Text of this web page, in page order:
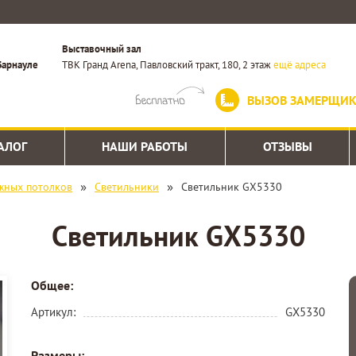
Выставочный зал
ТВК Гранд Arena, Павловский тракт, 180, 2 этажещё адреса
ВЫЗОВ
НАШИ РАБОТЫ ОТЗЫВЫ
потолков » Светильники » Светильник GX5330
Светильник GX5330
Общее:
Артикул: GX5330